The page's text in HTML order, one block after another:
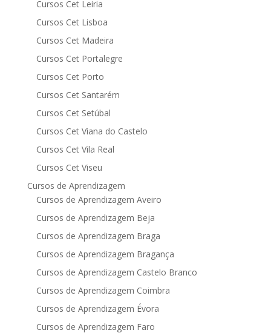
Cursos Cet Leiria
Cursos Cet Lisboa
Cursos Cet Madeira
Cursos Cet Portalegre
Cursos Cet Porto
Cursos Cet Santarém
Cursos Cet Setúbal
Cursos Cet Viana do Castelo
Cursos Cet Vila Real
Cursos Cet Viseu
Cursos de Aprendizagem
Cursos de Aprendizagem Aveiro
Cursos de Aprendizagem Beja
Cursos de Aprendizagem Braga
Cursos de Aprendizagem Bragança
Cursos de Aprendizagem Castelo Branco
Cursos de Aprendizagem Coimbra
Cursos de Aprendizagem Évora
Cursos de Aprendizagem Faro